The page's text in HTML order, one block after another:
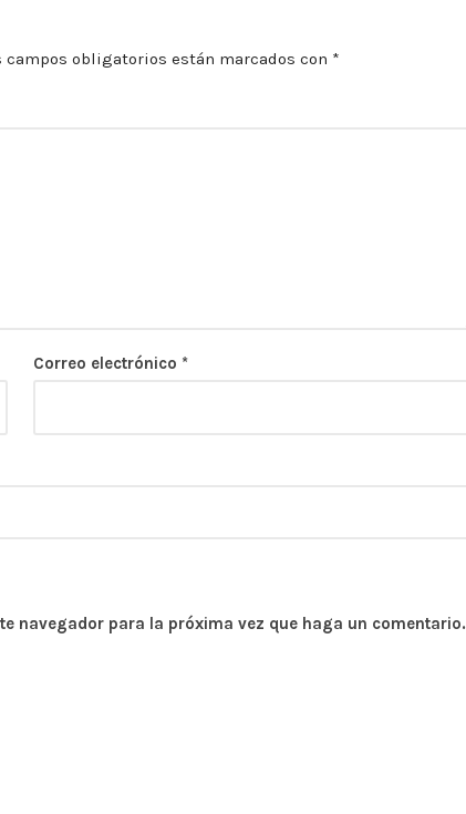
campos obligatorios están marcados con *
Correo electrónico *
navegador para la próxima vez que haga un comentario.